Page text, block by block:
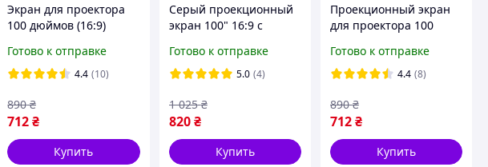
Экран для проектора
100 дюймов (16:9)
люверсами и
креплением \
Готово к отправке
4.4 (10)
712₴
890 ₴
Купить
Серый проекционный
экран 100" 16:9 с
ающее полотно для
проектора,легкий
размер,для дома
Готово к отправке
5.0 (4)
820 ₴
1 025 ₴
Купить
Проекционный экран
для проектора 100
окантовкой люверсами
и креплением
Готово к отправке
4.4 (8)
712₴
890 ₴
Купить